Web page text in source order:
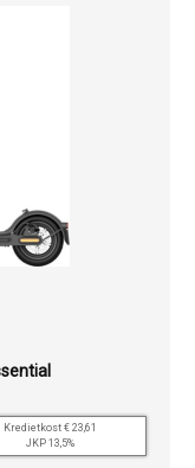
Kredietkost € 23,61
JKP 13,5%